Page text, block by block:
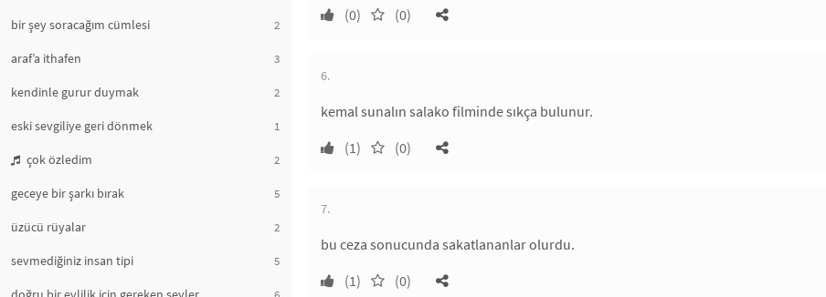
bir şey soracağım cümlesi 2
araf’a ithafen 3
kendinle gurur duymak 2
eski sevgiliye geri dönmek 1
çok özledim 2
geceye bir şarkı bırak 5
üzücü rüyalar 2
sevmediğiniz insan tipi 5
6
(0)
(0)
6.
kemal sunalın salako filminde sıkça bulunur.
(1)
(0)
7.
bu ceza sonucunda sakatlananlar olurdu.
(1)
(0)